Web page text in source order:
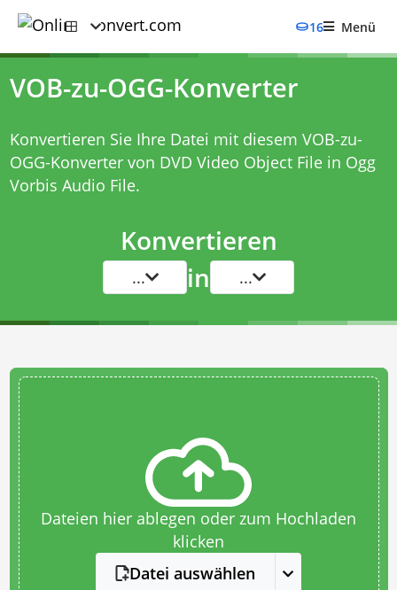
16 Menü
VOB-zu-OGG-Konverter
Konvertieren Sie Ihre Datei mit diesem VOB-zu-
OGG-Konvertervon DVD Video Object File in Ogg
Vorbis Audio File.
Konvertieren
... in ...
Dateien hier ablegen oder zum Hochladen
klicken
Datei auswählen